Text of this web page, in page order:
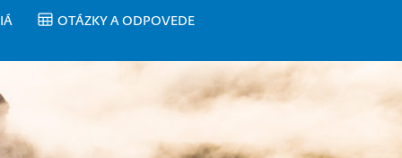
OTÁZKY A ODPOVEDE